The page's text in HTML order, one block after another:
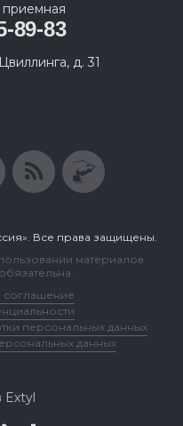
89-83
д. 31
Все права защищены.
материалов
соглашение
персональных данных
данных
Extyl